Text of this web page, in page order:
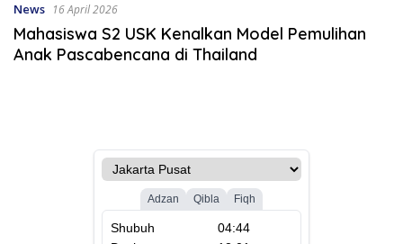
News 16 April 2026
Mahasiswa S2 USK Kenalkan Model Pemulihan
Anak Pascabencana di Thailand